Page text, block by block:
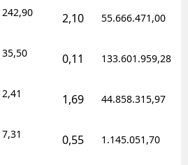
Kars
242,90 2,10 55.666.471,00
35,50 0,11 133.601.959,28
2,41 1,69 44.858.315,97
7,31 0,55 1.145.051,70